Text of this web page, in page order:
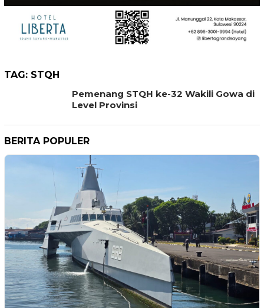
TAG: STQH
Pemenang STQH ke-32 Wakili Gowa di
Level Provinsi
BERITA POPULER